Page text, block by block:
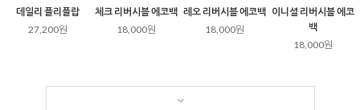
데일리 플리플랍
27,200원
체크 리버시블 에코백
18,000원
레오 리버시블 에코백
18,000원
이니셜 리버시블 에코
백
18,000원